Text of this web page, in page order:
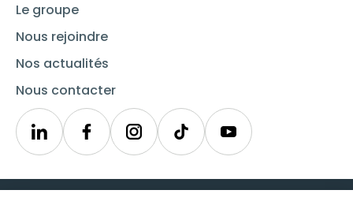
Le groupe
Nous rejoindre
Nos actualités
Nous contacter
LinkedinSynergieInstagramTikTok Youtube